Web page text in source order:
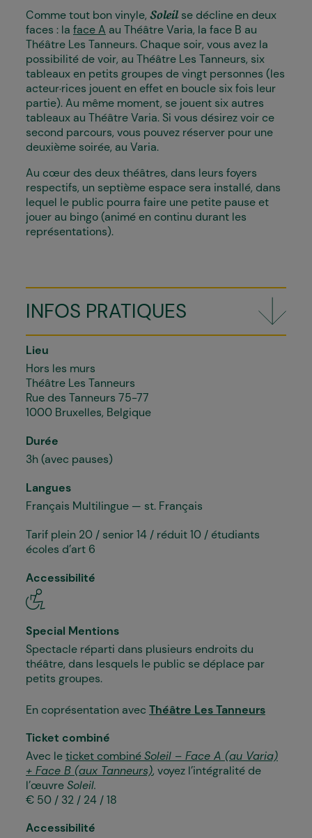
INFOS PRATIQUES
Lieu
Hors les murs
Théâtre Les Tanneurs
Rue des Tanneurs 75-77
1000 Bruxelles, Belgique
Durée
3h (avec pauses)
Langues
Français Multilingue — st. Français
Tarif plein 20 / senior 14 / réduit 10 / étudiants
écoles d’art 6
Accessibilité
Special Mentions
Spectacle réparti dans plusieurs endroits du
théâtre, dans lesquels le public se déplace par
petits groupes.
En coprésentation avec Théâtre Les Tanneurs
Ticket combiné
Avec leticket combinéSoleil – Face A (au Varia)
+ Face B (aux Tanneurs), voyez l’intégralité de
l’œuvreSoleil.
€ 50 / 32 / 24 / 18
Accessibilité
Comme tout bon vinyle, Soleil se décline en deux
faces : la face A au Théâtre Varia, la face B au
Théâtre Les Tanneurs. Chaque soir, vous avez la
possibilité de voir, au Théâtre Les Tanneurs, six
tableaux en petits groupes de vingt personnes (les
acteur·rices jouent en effet en boucle six fois leur
partie). Au même moment, se jouent six autres
tableaux au Théâtre Varia. Si vous désirez voir ce
second parcours, vous pouvez réserver pour une
deuxième soirée, au Varia.
Au cœur des deux théâtres, dans leurs foyers
respectifs, un septième espace sera installé, dans
lequel le public pourra faire une petite pause et
jouer au bingo (animé en continu durant les
représentations).